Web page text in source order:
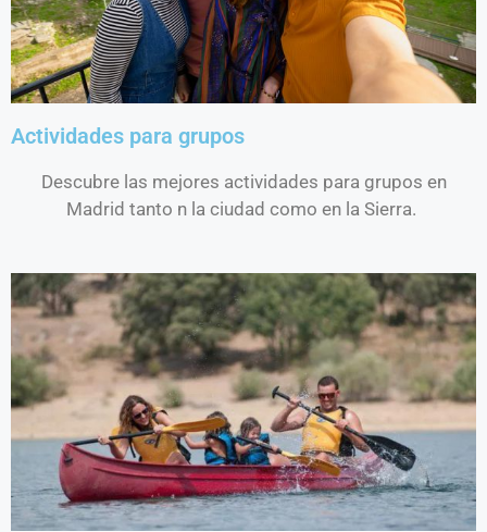
Actividades para grupos
Descubre las mejores actividades para grupos en
Madrid tanto n la ciudad como en la Sierra.